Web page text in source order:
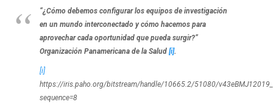
“¿Cómo debemos configurar los equipos de investigación
en un mundo interconectado y cómo hacemos para
aprovechar cada oportunidad que pueda surgir?”
Organización Panamericana de la Salud [i].
[i]
https://iris.paho.org/bitstream/handle/10665.2/51080/
sequence=8